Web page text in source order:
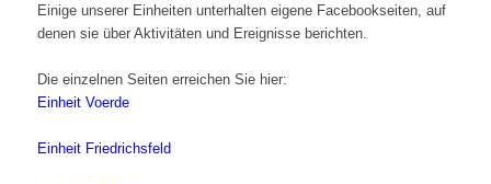
Einige unserer Einheiten unterhalten eigene Facebookseiten, auf
denen sie über Aktivitäten und Ereignisse berichten.
Die einzelnen Seiten erreichen Sie hier:
Einheit Voerde
Einheit Friedrichsfeld